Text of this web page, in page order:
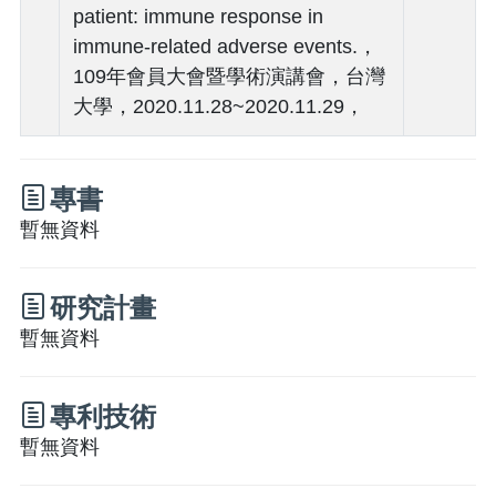
patient: immune response in
immune-related adverse events.，
109年會員大會暨學術演講會，台灣
大學，2020.11.28~2020.11.29，
專書
暫無資料
研究計畫
暫無資料
專利技術
暫無資料